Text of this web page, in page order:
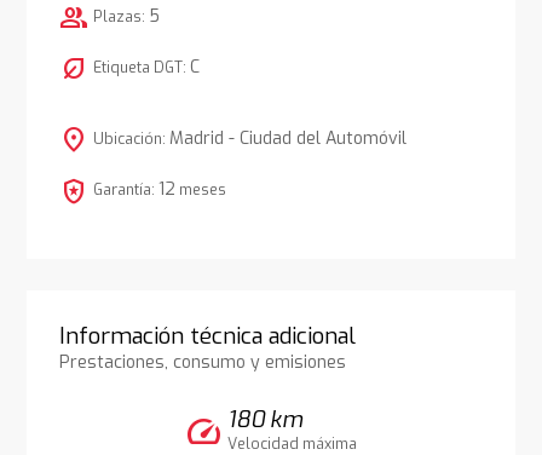
group Plazas: 5
nest_eco_leaf Etiqueta DGT: C
location_on Ubicación: Madrid - Ciudad del Automóvil
local_police Garantía: 12 meses
Información técnica adicional
Prestaciones, consumo y emisiones
speed 180 km
Velocidad máxima